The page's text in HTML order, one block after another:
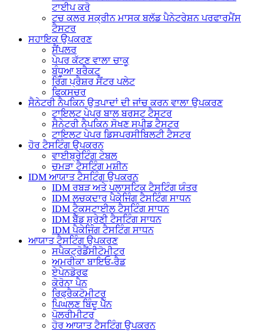
ਟਾਈਪ ਕਰੋ
ਟਚ ਕਲਰ ਸਕ੍ਰੀਨ ਮਾਸਕ ਬਲੱਡ ਪੈਨੇਟਰੇਸ਼ਨ ਪਰਫਾਰਮੈਂਸ
ਟੈਸਟਰ
ਸਹਾਇਕ ਉਪਕਰਣ
ਸੈਂਪਲਰ
ਪੇਪਰ ਕੱਟਣ ਵਾਲਾ ਚਾਕੂ
ਬੰਧੂਆ ਬਰੈਕਟ
ਰਿੰਗ ਪ੍ਰੈਸ਼ਰ ਸੈਂਟਰ ਪਲੇਟ
ਫਿਕਸਚਰ
ਸੈਨੇਟਰੀ ਨੈਪਕਿਨ ਉਤਪਾਦਾਂ ਦੀ ਜਾਂਚ ਕਰਨ ਵਾਲਾ ਉਪਕਰਣ
ਟਾਇਲਟ ਪੇਪਰ ਬਾਲ ਬਰਸਟ ਟੈਸਟਰ
ਸੈਨੇਟਰੀ ਨੈਪਕਿਨ ਸੋਖਣ ਸਪੀਡ ਟੈਸਟਰ
ਟਾਇਲਟ ਪੇਪਰ ਡਿਸਪਰਸੀਬਿਲਟੀ ਟੈਸਟਰ
ਹੋਰ ਟੈਸਟਿੰਗ ਉਪਕਰਨ
ਵਾਈਬ੍ਰੇਟਿੰਗ ਟੇਬਲ
ਚਮੜਾ ਟੈਸਟਿੰਗ ਮਸ਼ੀਨ
IDM ਆਯਾਤ ਟੈਸਟਿੰਗ ਉਪਕਰਨ
IDM ਰਬੜ ਅਤੇ ਪਲਾਸਟਿਕ ਟੈਸਟਿੰਗ ਯੰਤਰ
IDM ਲਚਕਦਾਰ ਪੈਕੇਜਿੰਗ ਟੈਸਟਿੰਗ ਸਾਧਨ
IDM ਟੈਕਸਟਾਈਲ ਟੈਸਟਿੰਗ ਸਾਧਨ
IDM ਬੈੱਡ ਸ਼੍ਰੇਣੀ ਟੈਸਟਿੰਗ ਸਾਧਨ
IDM ਪੈਕੇਜਿੰਗ ਟੈਸਟਿੰਗ ਸਾਧਨ
ਆਯਾਤ ਟੈਸਟਿੰਗ ਉਪਕਰਣ
ਸਪੈਕਟ੍ਰੋਡੈਂਸੀਟੋਮੀਟਰ
ਅਮਰੀਕਾ ਬਾਇਓ-ਰੈਡ
ਏਪੇਨਡੋਰਫ
ਕੋਰੋਨਾ ਪੈਨ
ਰਿਫ੍ਰੈਕਟੋਮੀਟਰ
ਪਿਘਲਣ ਬਿੰਦੂ ਪੈੱਨ
ਪੋਲਰੀਮੀਟਰ
ਹੋਰ ਆਯਾਤ ਟੈਸਟਿੰਗ ਉਪਕਰਨ